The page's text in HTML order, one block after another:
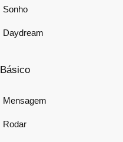
Sonho
Daydream
Básico
Mensagem
Rodar